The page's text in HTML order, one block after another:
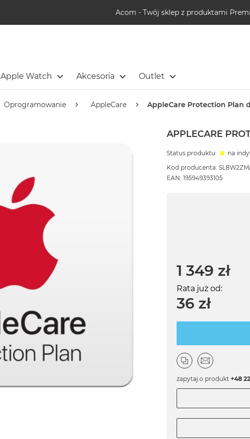
Acom - Twój sklep z produktami
Apple Watch Akcesoria Outlet
Oprogramowanie AppleCare AppleCare Protection Plan
APPLECARE
Status produktu:
na
Kod producenta:
EAN: 195949393105
1 349 zł
Rata już od:
36 zł
zapytaj o produkt +48